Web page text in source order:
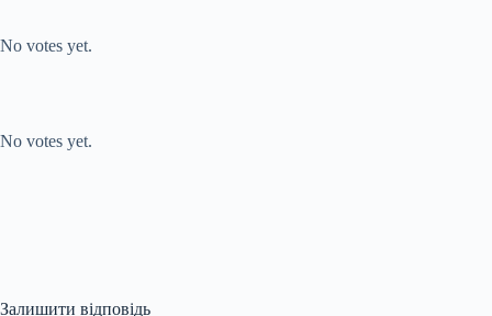
No votes yet.
No votes yet.
Залишити відповідь